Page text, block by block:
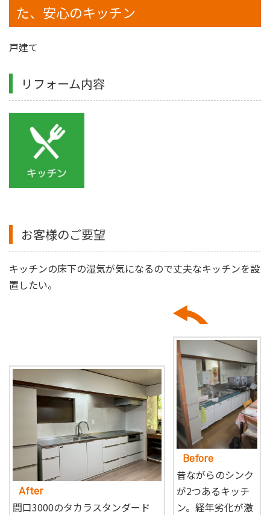
た、安心のキッチン
戸建て
リフォーム内容
お客様のご要望
キッチンの床下の湿気が気になるので丈夫なキッチンを設
置したい。
After
間口3000のタカラスタンダード
Before
昔ながらのシンク
が2つあるキッチ
ン。経年劣化が激